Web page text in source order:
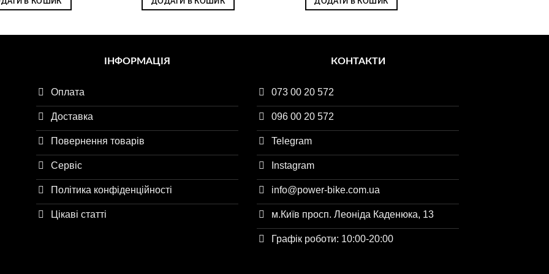
В КОШИК ДОДАТИ В КОШИК ДОДАТИ В КОШИК
ІНФОРМАЦІЯ
Оплата
Доставка
Повернення товарів
Сервіс
Політика конфіденційності
Цікаві статті
КОНТАКТИ
073 00 20 572
096 00 20 572
Telegram
Instagram
info@power-bike.com.ua
м.Київ просп. Леоніда Каденюка, 13
Графік роботи: 10:00-20:00